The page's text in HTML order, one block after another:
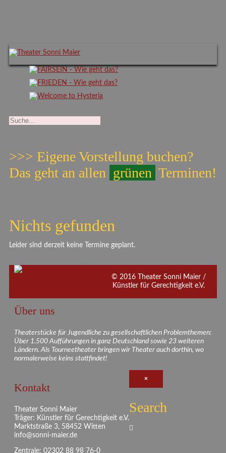
>>> Eigene Vorstellung buchen?
Das geht an allen grünen Terminen!
Nichts gefunden
Leider sind derzeit keine Termine geplant.
Über uns
Theaterstücke für Jugendliche zu gesellschaftlichen Problemthemen:
Über 1.500 Aufführungen in ganz Deutschland sowie 23 weiteren
Ländern. Als Tourneetheater bringen wir Theater auch dorthin, wo
normalerweise keins stattfindet!
Kontakt
Theater Sonni Maier
Träger: Künstler für Gerechtigkeit e.V.
Marktstraße 3, 58452 Witten
info@sonni-maier.de
Zentrale: 02302 88 98 76-0
© 2016 Theater Sonni Maier /
Künstler für Gerechtigkeit e.V.
×
Search